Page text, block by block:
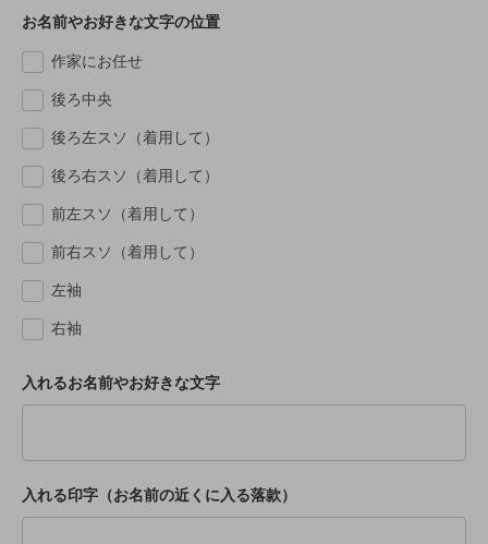
お名前やお好きな文字の位置
作家にお任せ
後ろ中央
後ろ左スソ（着用して）
後ろ右スソ（着用して）
前左スソ（着用して）
前右スソ（着用して）
左袖
右袖
入れるお名前やお好きな文字
入れる印字（お名前の近くに入る落款）